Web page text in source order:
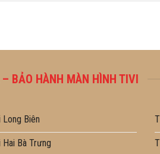
BẢO HÀNH MÀN HÌNH TIVI
Long Biên
Bà Trưng